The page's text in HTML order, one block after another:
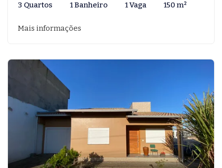
3 Quartos 1 Banheiro 1 Vaga 150 m²
Mais informações